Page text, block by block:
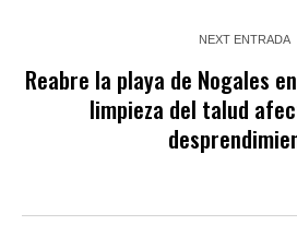
NEXT ENTRADA
Reabre la playa de Nogales
limpieza del talud